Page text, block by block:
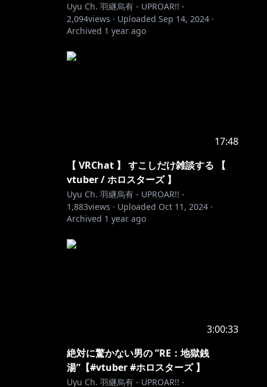
Uyu Ch. 羽継烏有 - UPROAR!! -
2,094views · Uploaded Sep 14, 2024 ·
Archived 1 year ago
17:48
【 VRChat 】 すこしだけ雑談する 【
vtuber / ホロスターズ 】
Uyu Ch. 羽継烏有 - UPROAR!! -
1,883views · Uploaded Oct 11, 2024 ·
Archived 1 year ago
3:00:33
絶対に驚かない男の ”RE：地獄銭
湯”【#vtuber #ホロスターズ 】
Uyu Ch. 羽継烏有 - UPROAR!! -